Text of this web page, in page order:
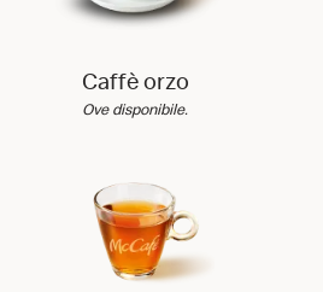
Caffè orzo
Ove disponibile.